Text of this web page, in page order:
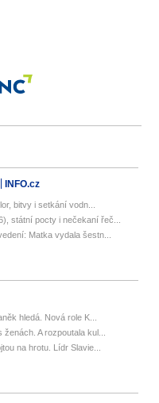
INFO.cz
bitvy i setkání vodn...
státní pocty i nečekaní řeč...
Matka vydala šestn...
hledá. Nová role K...
A rozpoutala kul...
na hrotu. Lídr Slavie...